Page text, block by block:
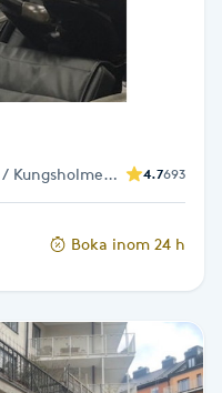
Kungsholmen /
4.7693
Boka inom 24 h